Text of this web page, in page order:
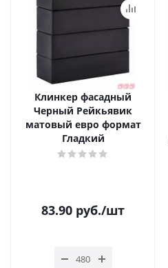
Клинкер фасадный
Черный Рейкьявик
матовый евро формат
Гладкий
83.90 руб./шт